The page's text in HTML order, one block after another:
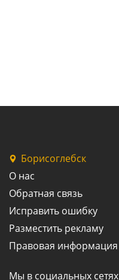
Борисоглебск
О нас
Обратная связь
Исправить ошибку
Разместить рекламу
Правовая информация
Мы в социальных сетях